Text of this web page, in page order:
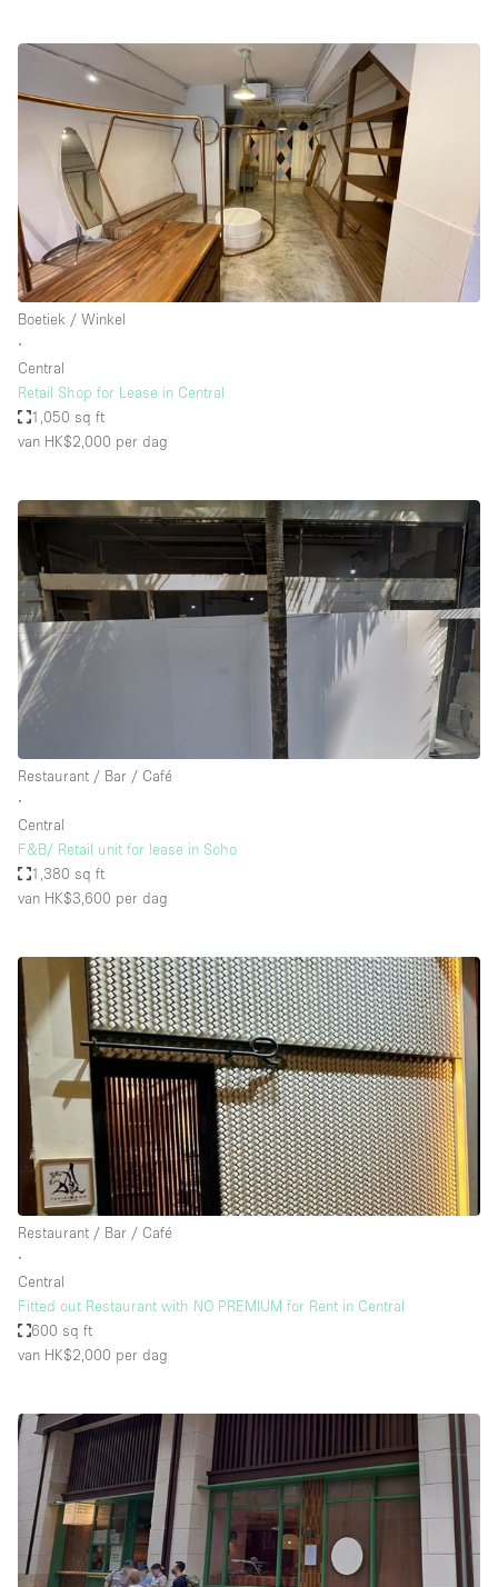
Boetiek / Winkel
∙
Central
Retail Shop for Lease in Central
1,050 sq ft
van HK$2,000 per dag
Restaurant / Bar / Café
∙
Central
F&B/ Retail unit for lease in Soho
1,380 sq ft
van HK$3,600 per dag
Restaurant / Bar / Café
∙
Central
Fitted out Restaurant with NO PREMIUM for Rent in Central
600 sq ft
van HK$2,000 per dag